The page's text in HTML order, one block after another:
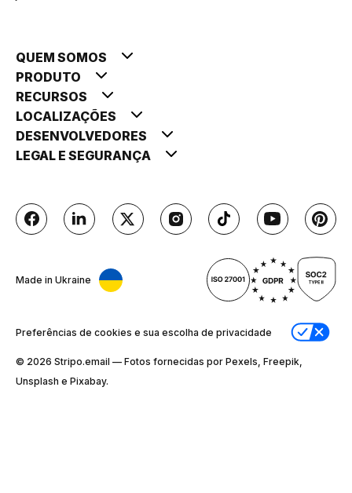
QUEM SOMOS
PRODUTO
RECURSOS
LOCALIZAÇÕES
DESENVOLVEDORES
LEGAL E SEGURANÇA
Made in Ukraine
Preferências de cookies e sua escolha de privacidade
© 2026 Stripо.email — Fotos fornecidas por Pexels, Freepik,
Unsplash e Pixabay.